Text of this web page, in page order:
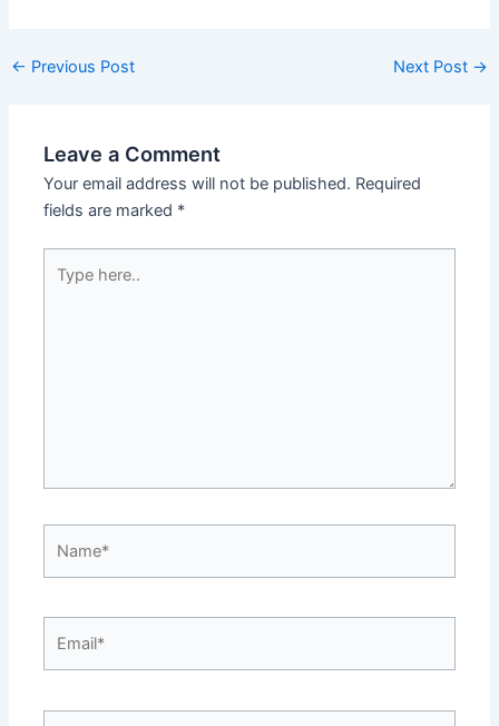
Post
← Previous Post Next Post →
Leave a Comment
Your email address will not be published. Required
fields are marked *
here..